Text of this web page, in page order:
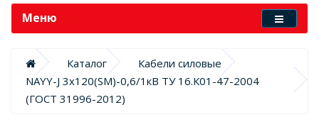
Меню
Каталог
Кабели силовые
NAYY-J 3х120(SM)-0,6/1кВ ТУ 16.К01-47-2004
(ГОСТ 31996-2012)